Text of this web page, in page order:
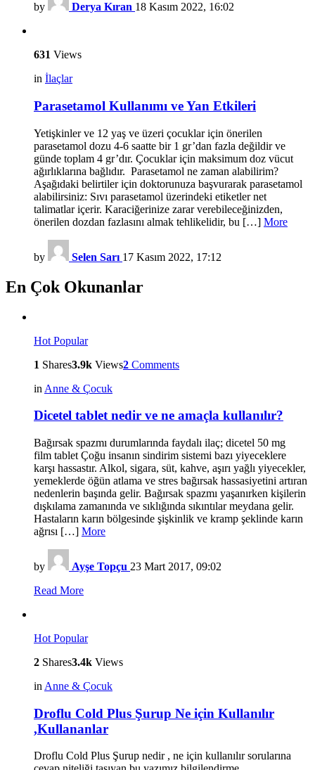
by Derya Kıran 18 Kasım 2022, 16:02
631 Views
in İlaçlar
Parasetamol Kullanımı ve Yan Etkileri
Yetişkinler ve 12 yaş ve üzeri çocuklar için önerilen
parasetamol dozu 4-6 saatte bir 1 gr’dan fazla değildir ve
günde toplam 4 gr’dır. Çocuklar için maksimum doz vücut
ağırlıklarına bağlıdır. Parasetamol ne zaman alabilirim?
Aşağıdaki belirtiler için doktorunuza başvurarak parasetamol
alabilirsiniz: Sıvı parasetamol üzerindeki etiketler net
talimatlar içerir. Karaciğerinize zarar verebileceğinizden,
önerilen dozdan fazlasını almak tehlikelidir, bu […] More
by Selen Sarı 17 Kasım 2022, 17:12
En Çok Okunanlar
Hot Popular
1 Shares3.9k Views2 Comments
in Anne & Çocuk
Dicetel tablet nedir ve ne amaçla kullanılır?
Bağırsak spazmı durumlarında faydalı ilaç; dicetel 50 mg
film tablet Çoğu insanın sindirim sistemi bazı yiyeceklere
karşı hassastır. Alkol, sigara, süt, kahve, aşırı yağlı yiyecekler,
yemeklerde öğün atlama ve stres bağırsak hassasiyetini artıran
nedenlerin başında gelir. Bağırsak spazmı yaşanırken kişilerin
dışkılama zamanında ve sıklığında sıkıntılar meydana gelir.
Hastaların karın bölgesinde şişkinlik ve kramp şeklinde karın
ağrısı […] More
by Ayşe Topçu 23 Mart 2017, 09:02
Read More
Hot Popular
2 Shares3.4k Views
in Anne & Çocuk
Droflu Cold Plus Şurup Ne için Kullanılır
,Kullananlar
Droflu Cold Plus Şurup nedir , ne için kullanılır sorularına